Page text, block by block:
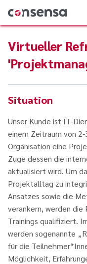
Virtueller
Situation
Unser Kunde ist IT-
einem Zeitraum von
Organisation eine
Zuge dessen die
aktualisiert wird. Um
Projektalltag zu
Ansatzes sowie die
verankern, werden
Trainings qualifiziert.
werden sogenannte
für die
Möglichkeit,